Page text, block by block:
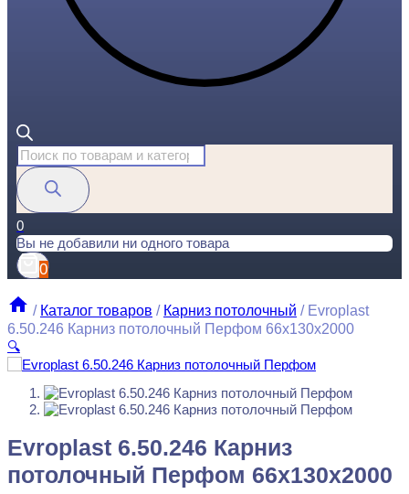
Поиск
товаров
0
Вы не добавили ни одного товара
0
/ Каталог товаров / Карниз потолочный / Evroplast
6.50.246 Карниз потолочный Перфом 66x130x2000
🔍
1674 ₽ за штуку
Перейти в избранное
Закрыть
Evroplast 6.50.246 Карниз
потолочный Перфом 66x130x2000